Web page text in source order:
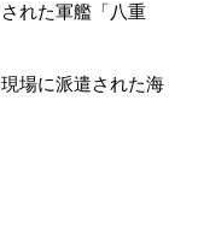
れた軍艦「八重
場に派遣された海